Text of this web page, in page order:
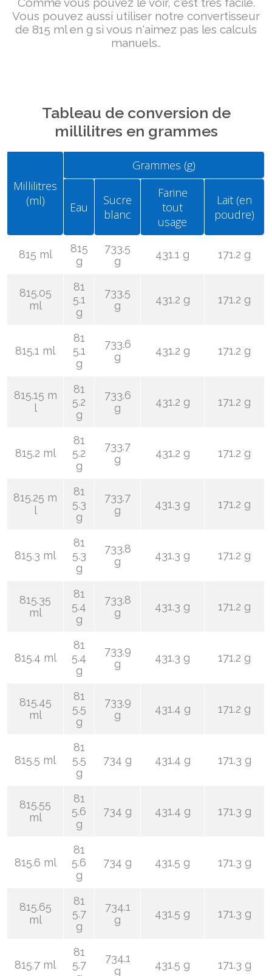
Vous pouvez aussi utiliser notre convertisseur
de 815 ml en g si vous n'aimez pas les calculs
manuels..
Tableau de conversion de
millilitres en grammes
Millilitres
(ml)
Grammes (g)
Eau
Sucre
blanc
Farine
tout
usage
Lait (en
poudre)
815 ml
815
g
733.5
g
431.1 g 171.2 g
815.05
ml
81
5.1
g
733.5
g
431.2 g 171.2 g
815.1 ml
81
5.1
g
733.6
g
431.2 g 171.2 g
815.15 m
l
81
5.2
g
733.6
g
431.2 g 171.2 g
815.2 ml
81
5.2
g
733.7
g
431.2 g 171.2 g
815.25 m
l
81
5.3
g
733.7
g
431.3 g 171.2 g
815.3 ml
81
5.3
g
733.8
g
431.3 g 171.2 g
815.35
ml
81
5.4
g
733.8
g
431.3 g 171.2 g
815.4 ml
81
5.4
g
733.9
g
431.3 g 171.2 g
815.45
ml
81
5.5
g
733.9
g
431.4 g 171.2 g
815.5 ml
81
5.5
g
734 g 431.4 g 171.3 g
815.55
ml
81
5.6
g
734 g 431.4 g 171.3 g
815.6 ml
81
5.6
g
734 g 431.5 g 171.3 g
815.65
ml
81
5.7
g
734.1
g
431.5 g 171.3 g
815.7 ml
81
5.7
734.1
g
431.5 g 171.3 g